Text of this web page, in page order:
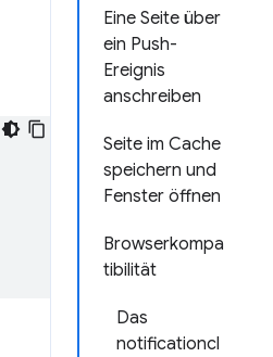
Eine Seite über
ein Push-
Ereignis
anschreiben
Seite im Cache
speichern und
Fenster öffnen
Browserkompa
tibilität
Das
notificationcl